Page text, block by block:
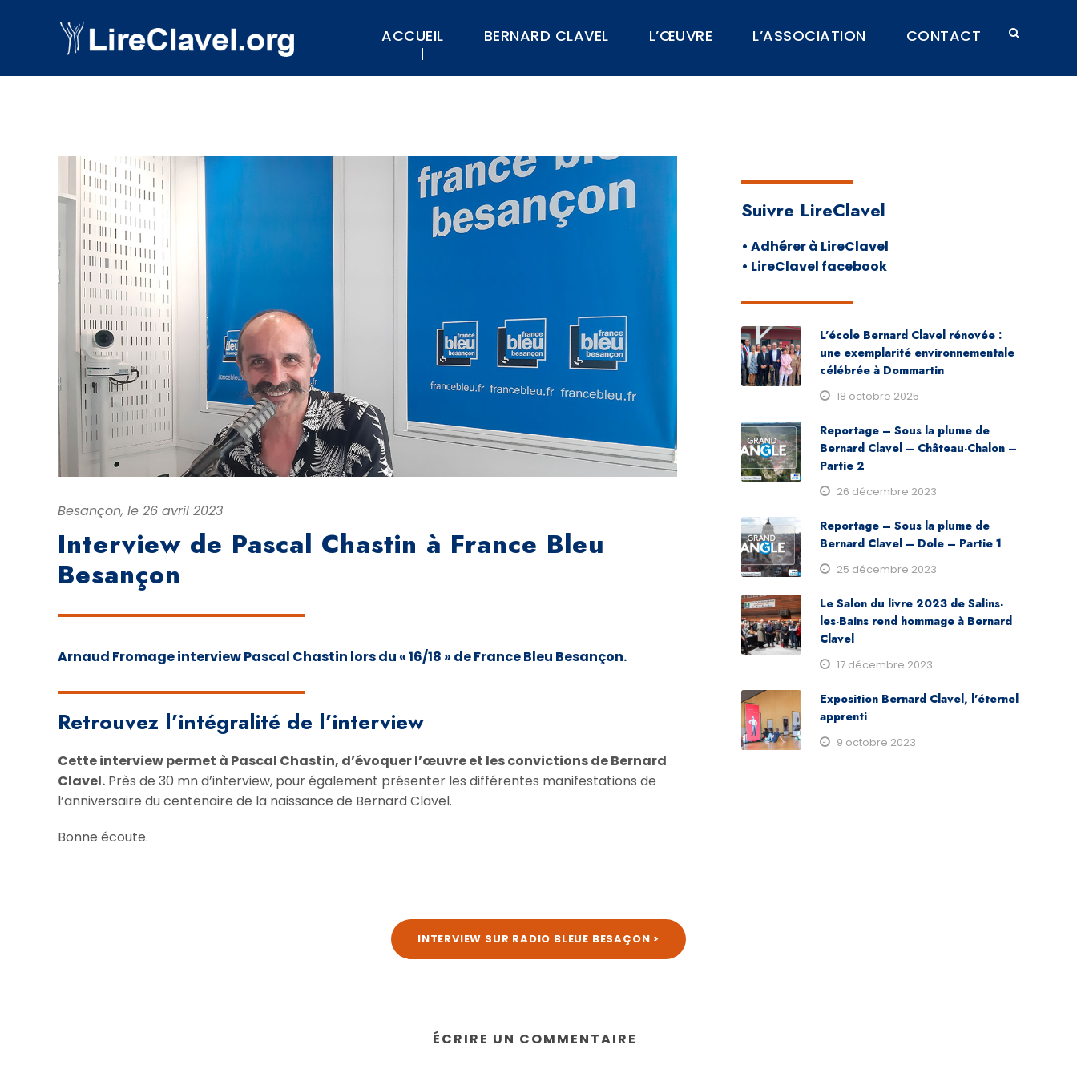
ACCUEIL BERNARD CLAVEL L’ŒUVRE L’ASSOCIATION CONTACT
Post Views:
Besançon, le 26 avril 2023
Interview de Pascal Chastin à France Bleu
Besançon
Arnaud Fromage interview Pascal Chastin lors du « 16/18 » de France Bleu Besançon.
Retrouvez l’intégralité de l’interview
Cette interview permet à Pascal Chastin, d’évoquer l’œuvre et les convictions de Bernard
Clavel. Près de 30 mn d’interview, pour également présenter les différentes manifestations de
l’anniversaire du centenaire de la naissance de Bernard Clavel.
Bonne écoute.
Suivre LireClavel
• Adhérer à LireClavel
• LireClavel facebook
L’école Bernard Clavel rénovée :
une exemplarité environnementale
célébrée à Dommartin
18 octobre 2025
Reportage – Sous la plume de
Bernard Clavel – Château-Chalon –
Partie 2
26 décembre 2023
Reportage – Sous la plume de
Bernard Clavel – Dole – Partie 1
25 décembre 2023
Le Salon du livre 2023 de Salins-
les-Bains rend hommage à Bernard
Clavel
17 décembre 2023
Exposition Bernard Clavel, l’éternel
apprenti
9 octobre 2023
INTERVIEW SUR RADIO BLEUE BESAÇON >
ÉCRIRE UN COMMENTAIRE